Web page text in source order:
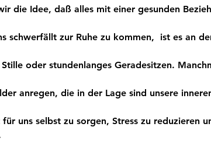
die Idee, daß alles mit einer gesunden
schwerfällt zur Ruhe zu kommen,  ist es an
oder stundenlanges Geradesitzen.
anregen, die in der Lage sind unsere
uns selbst zu sorgen, Stress zu reduzieren